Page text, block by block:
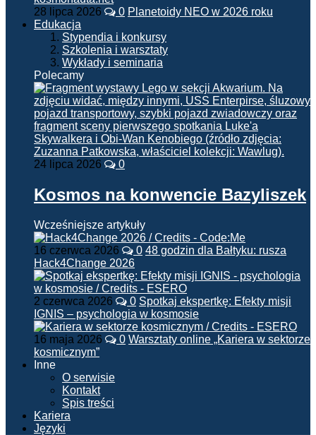
28 lipca 2026 0 Planetoidy NEO w 2026 roku
Edukacja
Stypendia i konkursy
Szkolenia i warsztaty
Wykłady i seminaria
Polecamy
24 lipca 2026 0
Kosmos na konwencie Bazyliszek
Wcześniejsze artykuły
16 czerwca 2026 0 48 godzin dla Bałtyku: rusza
Hack4Change 2026
2 czerwca 2026 0 Spotkaj ekspertkę: Efekty misji
IGNIS – psychologia w kosmosie
16 maja 2026 0 Warsztaty online „Kariera w sektorze
kosmicznym”
Inne
O serwisie
Kontakt
Spis treści
Kariera
Języki